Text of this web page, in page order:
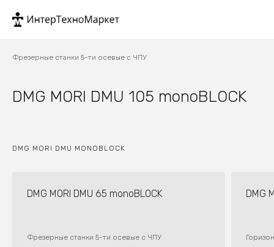
Фрезерные станки 5-ти осевые с ЧПУ
DMG MORI DMU 105 monoBLOCK
DMG MORI DMU MONOBLOCK
DMG MORI DMU 65 monoBLOCK
Фрезерные станки 5-ти осевые с ЧПУ
DMG